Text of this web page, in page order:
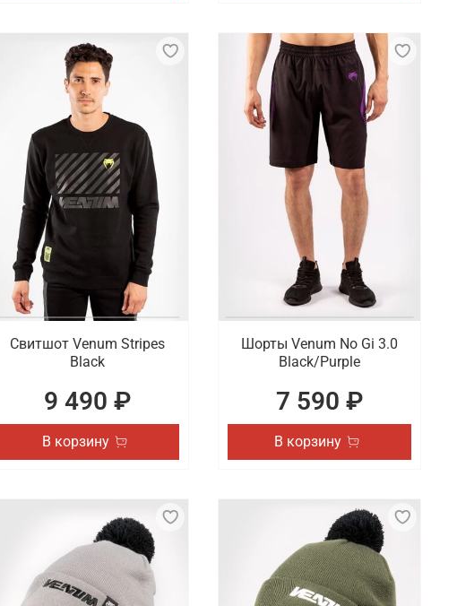
Свитшот Venum Stripes
Black
9 490 ₽
В корзину
Шорты Venum No Gi 3.0
Black/Purple
7 590 ₽
В корзину